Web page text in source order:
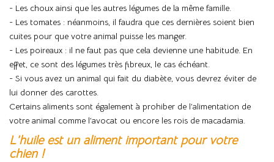
- Les choux ainsi que les autres légumes de la même famille.
- Les tomates : néanmoins, il faudra que ces dernières soient bien
cuites pour que votre animal puisse les manger.
- Les poireaux : il ne faut pas que cela devienne une habitude. En
effet, ce sont des légumes très fibreux, le cas échéant.
- Si vous avez un animal qui fait du diabète, vous devrez éviter de
lui donner des carottes.
Certains aliments sont également à prohiber de l’alimentation de
votre animal comme l’avocat ou encore les rois de macadamia.
L’huile est un aliment important pour votre
chien !